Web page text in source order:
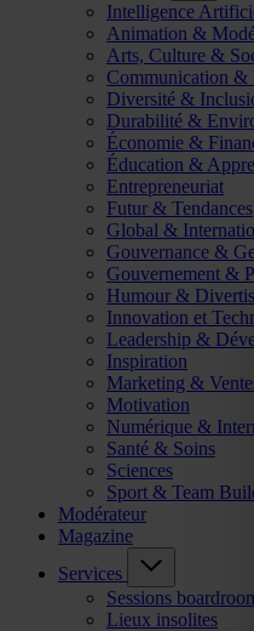
Intelligence
Animation &
Arts, Culture &
Communication &
Diversité &
Durabilité &
Économie &
Éducation &
Entrepreneuriat
Futur & Tendances
Global &
Gouvernance &
Gouvernement &
Humour &
Innovation et
Leadership &
Inspiration
Marketing &
Motivation
Numérique &
Santé & Soins
Sciences
Sport & Team
Modérateur
Magazine
Services
Sessions
Lieux insolites